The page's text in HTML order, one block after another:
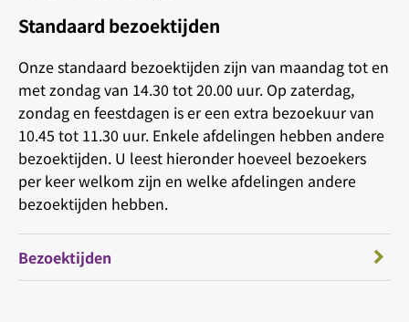
Standaard bezoektijden
Onze standaard bezoektijden zijn van maandag tot en
met zondag van 14.30 tot 20.00 uur. Op zaterdag,
zondag en feestdagen is er een extra bezoekuur van
10.45 tot 11.30 uur. Enkele afdelingen hebben andere
bezoektijden. U leest hieronder hoeveel bezoekers
per keer welkom zijn en welke afdelingen andere
bezoektijden hebben.
Bezoektijden